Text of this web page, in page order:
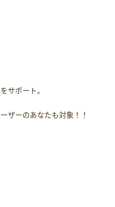
サポート。
ザーのあなたも対象！！